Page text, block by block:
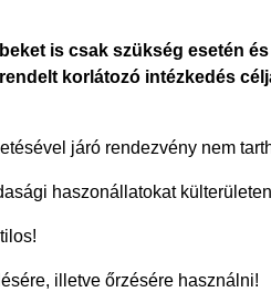
is csak szükség esetén
korlátozó intézkedés
járó rendezvény nem
haszonállatokat
illetve őrzésére használni!